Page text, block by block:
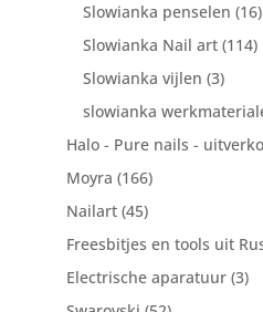
Slowianka penselen (16)
Slowianka Nail art (114)
Slowianka vijlen (3)
slowianka
Halo - Pure nails -
Moyra (166)
Nailart (45)
Freesbitjes en tools uit
Electrische aparatuur (3)